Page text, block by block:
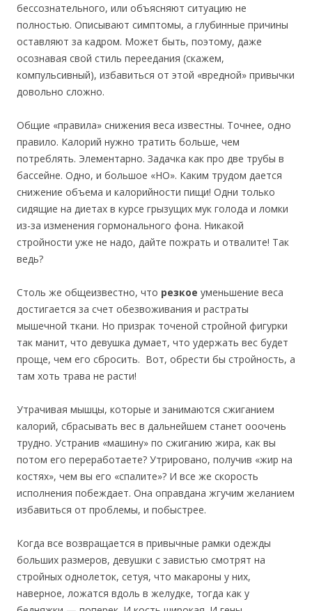
бессознательного, или объясняют ситуацию не
полностью. Описывают симптомы, а глубинные причины
оставляют за кадром. Может быть, поэтому, даже
осознавая свой стиль переедания (скажем,
компульсивный), избавиться от этой «вредной» привычки
довольно сложно.
Общие «правила» снижения веса известны. Точнее, одно
правило. Калорий нужно тратить больше, чем
потреблять. Элементарно. Задачка как про две трубы в
бассейне. Одно, и большое «НО». Каким трудом дается
снижение объема и калорийности пищи! Одни только
сидящие на диетах в курсе грызущих мук голода и ломки
из-за изменения гормонального фона. Никакой
стройности уже не надо, дайте пожрать и отвалите! Так
ведь?
Столь же общеизвестно, что резкое уменьшение веса
достигается за счет обезвоживания и растраты
мышечной ткани. Но призрак точеной стройной фигурки
так манит, что девушка думает, что удержать вес будет
проще, чем его сбросить. Вот, обрести бы стройность, а
там хоть трава не расти!
Утрачивая мышцы, которые и занимаются сжиганием
калорий, сбрасывать вес в дальнейшем станет ооочень
трудно. Устранив «машину» по сжиганию жира, как вы
потом его переработаете? Утрировано, получив «жир на
костях», чем вы его «спалите»? И все же скорость
исполнения побеждает. Она оправдана жгучим желанием
избавиться от проблемы, и побыстрее.
Когда все возвращается в привычные рамки одежды
больших размеров, девушки с завистью смотрят на
стройных однолеток, сетуя, что макароны у них,
наверное, ложатся вдоль в желудке, тогда как у